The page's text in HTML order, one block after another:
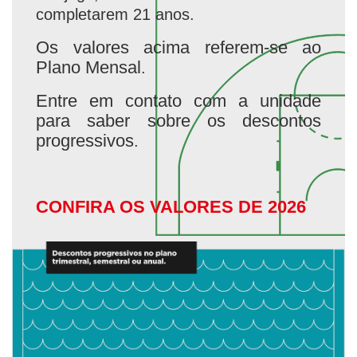
completarem 21 anos.
Os valores acima referem-se ao
Plano Mensal.
Entre em contato com a unidade
para saber sobre os descontos
progressivos.
CONFIRA OS VALORES DE 2026